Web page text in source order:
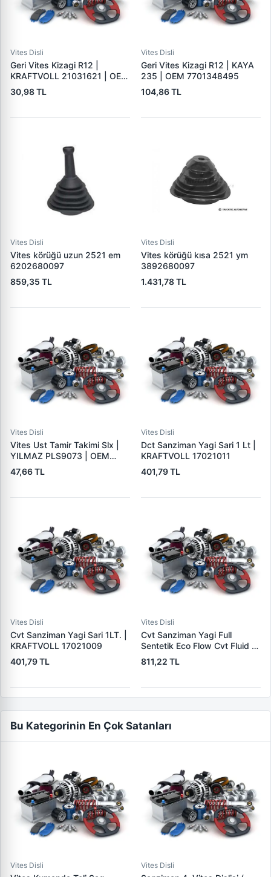
Vites Disli
Geri Vites Kizagi R12 |
KRAFTVOLL 21031621 | OEM
7701348495
30,98 TL
Vites Disli
Geri Vites Kizagi R12 | KAYA
235 | OEM 7701348495
104,86 TL
Vites Disli
Vites körüğü uzun 2521 em
6202680097
859,35 TL
Vites Disli
Vites körüğü kısa 2521 ym
3892680097
1.431,78 TL
Vites Disli
Vites Ust Tamir Takimi Slx |
YILMAZ PLS9073 | OEM
98000071
47,66 TL
Vites Disli
Dct Sanziman Yagi Sari 1 Lt |
KRAFTVOLL 17021011
401,79 TL
Vites Disli
Cvt Sanziman Yagi Sari 1LT. |
KRAFTVOLL 17021009
401,79 TL
Vites Disli
Cvt Sanziman Yagi Full
Sentetik Eco Flow Cvt Fluid 1L
| CHMP 8206207
811,22 TL
Bu Kategorinin En Çok Satanları
Vites Disli Vites Disli